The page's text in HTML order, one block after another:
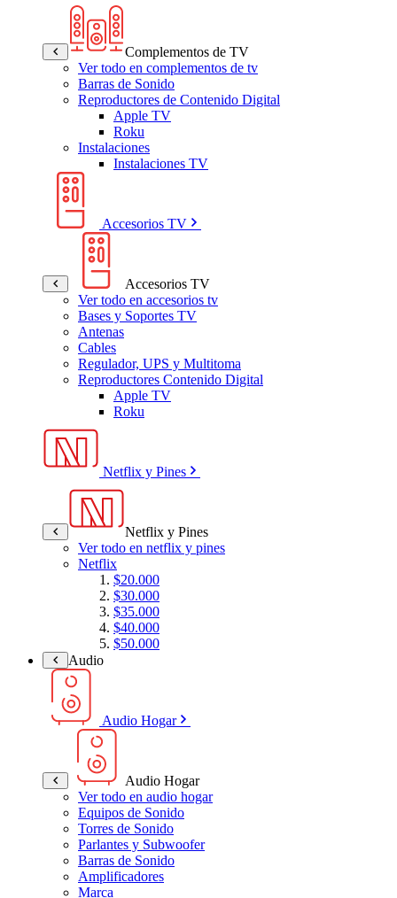
Complementos de TV
Ver todo en complementos de tv
Barras de Sonido
Reproductores de Contenido Digital
Apple TV
Roku
Instalaciones
Instalaciones TV
Accesorios TV
Accesorios TV
Ver todo en accesorios tv
Bases y Soportes TV
Antenas
Cables
Regulador, UPS y Multitoma
Reproductores Contenido Digital
Apple TV
Roku
Netflix y Pines
Netflix y Pines
Ver todo en netflix y pines
Netflix
$20.000
$30.000
$35.000
$40.000
$50.000
Audio
Audio Hogar
Audio Hogar
Ver todo en audio hogar
Equipos de Sonido
Torres de Sonido
Parlantes y Subwoofer
Barras de Sonido
Amplificadores
Marca